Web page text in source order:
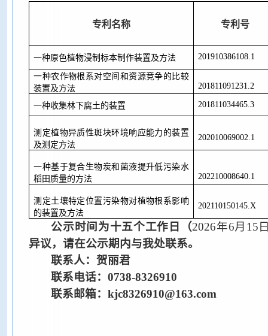
专利名称 专利号
一种原色植物浸制标本制作装置及方法 201910386108.1
一种农作物根系对空间和资源竞争的比较
装置及方法
201811091231.2
一种收集林下腐土的装置 201811034465.3
测定植物异质性斑块环境响应能力的装置
及测定方法
202010069002.1
一种基于复合生物炭和菌液提升低污染水
稻田质量的方法
202210008640.1
测定土壤特定位置污染物对植物根系影响
的装置及方法
202110150145.X
公示时间为十五个工作日 （2026年6月 15
异议，请在公示期内与我处联系。
联系人：贺丽君
联系电话：0738-8326910
联系邮箱：kjc8326910@163.com